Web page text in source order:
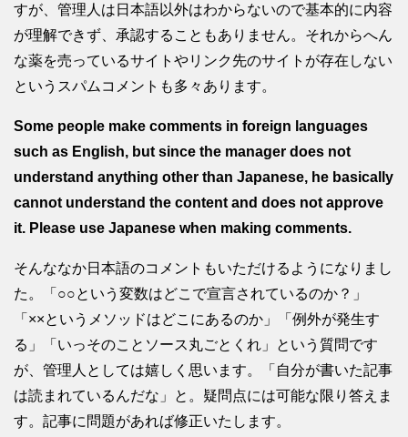
すが、管理人は日本語以外はわからないので基本的に内容
が理解できず、承認することもありません。それからへん
な薬を売っているサイトやリンク先のサイトが存在しない
というスパムコメントも多々あります。
Some people make comments in foreign languages
such as English, but since the manager does not
understand anything other than Japanese, he basically
cannot understand the content and does not approve
it. Please use Japanese when making comments.
そんななか日本語のコメントもいただけるようになりまし
た。「○○という変数はどこで宣言されているのか？」
「××というメソッドはどこにあるのか」「例外が発生す
る」「いっそのことソース丸ごとくれ」という質問です
が、管理人としては嬉しく思います。「自分が書いた記事
は読まれているんだな」と。疑問点には可能な限り答えま
す。記事に問題があれば修正いたします。